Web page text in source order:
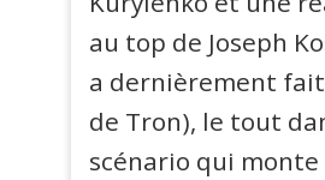
au top de Joseph
a dernièrement
de Tron), le tout
scénario qui monte